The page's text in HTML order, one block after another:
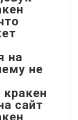
на
не
сайт